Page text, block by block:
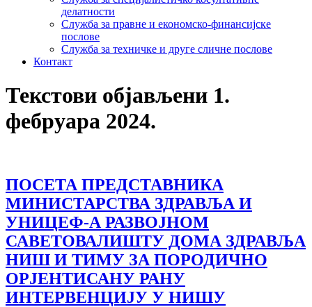
делатности
Служба за правне и економско-финансијске
послове
Служба за техничке и друге сличне послове
Контакт
Текстови објављени 1.
фебруара 2024.
ПОСЕТА ПРЕДСТАВНИКА
МИНИСТАРСТВА ЗДРАВЉА И
УНИЦЕФ-А РАЗВОЈНОМ
САВЕТОВАЛИШТУ ДОМА ЗДРАВЉА
НИШ И ТИМУ ЗА ПОРОДИЧНО
ОРЈЕНТИСАНУ РАНУ
ИНТЕРВЕНЦИЈУ У НИШУ